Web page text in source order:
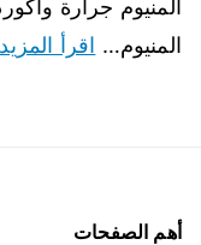
المنيوم جرارة
المنيوم… اقرأ المزيد
أهم الصفحات